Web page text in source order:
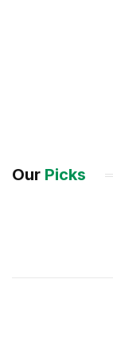
Our Picks